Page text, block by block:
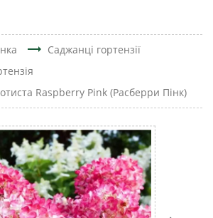
trending_flat Саджанці гортензії
Raspberry Pink (Расберри Пінк)